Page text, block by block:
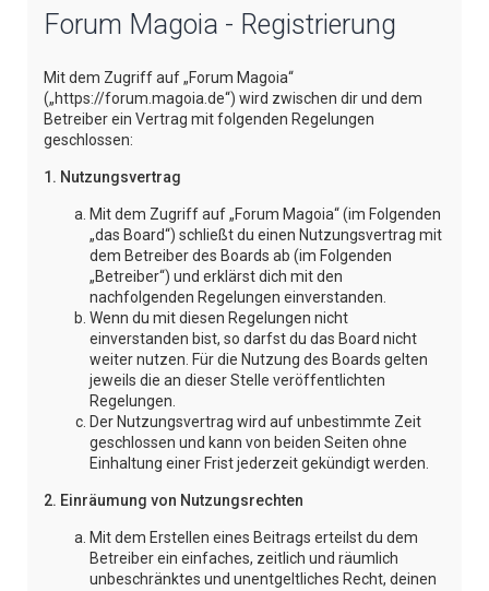
Forum Magoia - Registrierung
Mit dem Zugriff auf „Forum Magoia“
(„https://forum.magoia.de“) wird zwischen dir und dem
Betreiber ein Vertrag mit folgenden Regelungen
geschlossen:
1. Nutzungsvertrag
Mit dem Zugriff auf „Forum Magoia“ (im Folgenden
„das Board“) schließt du einen Nutzungsvertrag mit
dem Betreiber des Boards ab (im Folgenden
„Betreiber“) und erklärst dich mit den
nachfolgenden Regelungen einverstanden.
Wenn du mit diesen Regelungen nicht
einverstanden bist, so darfst du das Board nicht
weiter nutzen. Für die Nutzung des Boards gelten
jeweils die an dieser Stelle veröffentlichten
Regelungen.
Der Nutzungsvertrag wird auf unbestimmte Zeit
geschlossen und kann von beiden Seiten ohne
Einhaltung einer Frist jederzeit gekündigt werden.
2. Einräumung von Nutzungsrechten
Mit dem Erstellen eines Beitrags erteilst du dem
Betreiber ein einfaches, zeitlich und räumlich
unbeschränktes und unentgeltliches Recht, deinen